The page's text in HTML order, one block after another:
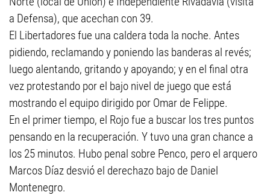
a Defensa), que acechan con 39.
El Libertadores fue una caldera toda la noche. Antes
pidiendo, reclamando y poniendo las banderas al revés;
luego alentando, gritando y apoyando; y en el final otra
vez protestando por el bajo nivel de juego que está
mostrando el equipo dirigido por Omar de Felippe.
En el primer tiempo, el Rojo fue a buscar los tres puntos
pensando en la recuperación. Y tuvo una gran chance a
los 25 minutos. Hubo penal sobre Penco, pero el arquero
Marcos Díaz desvió el derechazo bajo de Daniel
Montenegro.